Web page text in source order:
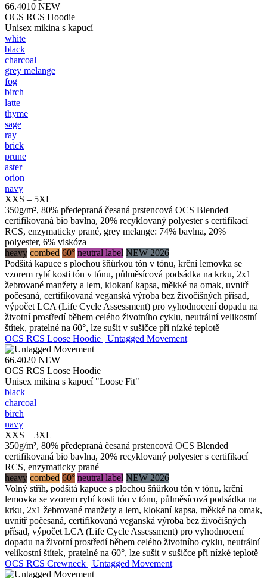
66.4010 NEW
OCS RCS Hoodie
Unisex mikina s kapucí
white
black
charcoal
grey melange
fog
birch
latte
thyme
sage
ray
brick
prune
aster
orion
navy
XXS – 5XL
350g/m², 80% předepraná česaná prstencová OCS Blended
certifikovaná bio bavlna, 20% recyklovaný polyester s certifikací
RCS, enzymaticky prané, grey melange: 74% bavlna, 20%
polyester, 6% viskóza
heavy combed 60° neutral label NEW 2026
Podšitá kapuce s plochou šňůrkou tón v tónu, krční lemovka se
vzorem rybí kosti tón v tónu, půlměsícová podsádka na krku, 2x1
žebrované manžety a lem, klokaní kapsa, měkké na omak, uvnitř
počesaná, certifikovaná veganská výroba bez živočišných přísad,
výpočet LCA (Life Cycle Assessment) pro vyhodnocení dopadu na
životní prostředí během celého životního cyklu, neutrální velikostní
štítek, pratelné na 60°, lze sušit v sušičce při nízké teplotě
OCS RCS Loose Hoodie | Untagged Movement
66.4020 NEW
OCS RCS Loose Hoodie
Unisex mikina s kapucí "Loose Fit"
black
charcoal
birch
navy
XXS – 3XL
350g/m², 80% předepraná česaná prstencová OCS Blended
certifikovaná bio bavlna, 20% recyklovaný polyester s certifikací
RCS, enzymaticky prané
heavy combed 60° neutral label NEW 2026
Volný střih, podšitá kapuce s plochou šňůrkou tón v tónu, krční
lemovka se vzorem rybí kosti tón v tónu, půlměsícová podsádka na
krku, 2x1 žebrované manžety a lem, klokaní kapsa, měkké na omak,
uvnitř počesaná, certifikovaná veganská výroba bez živočišných
přísad, výpočet LCA (Life Cycle Assessment) pro vyhodnocení
dopadu na životní prostředí během celého životního cyklu, neutrální
velikostní štítek, pratelné na 60°, lze sušit v sušičce při nízké teplotě
OCS RCS Crewneck | Untagged Movement